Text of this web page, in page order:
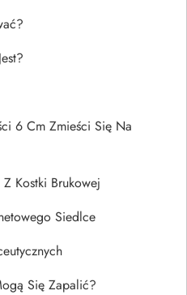
6 Cm Zmieści Się Na
Kostki Brukowej
Siedlce
Się Zapalić?